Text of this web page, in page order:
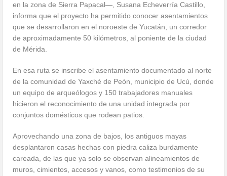
en la zona de Sierra Papacal—, Susana Echeverría Castillo,
informa que el proyecto ha permitido conocer asentamientos
que se desarrollaron en el noroeste de Yucatán, un corredor
de aproximadamente 50 kilómetros, al poniente de la ciudad
de Mérida.
En esa ruta se inscribe el asentamiento documentado al norte
de la comunidad de Yaxché de Peón, municipio de Ucú, donde
un equipo de arqueólogos y 150 trabajadores manuales
hicieron el reconocimiento de una unidad integrada por
conjuntos domésticos que rodean patios.
Aprovechando una zona de bajos, los antiguos mayas
desplantaron casas hechas con piedra caliza burdamente
careada, de las que ya solo se observan alineamientos de
muros, cimientos, accesos y vanos, como testimonios de su